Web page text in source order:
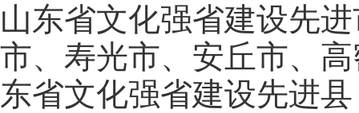
山东省文化强省建设先
市、寿光市、安丘市、
东省文化强省建设先进